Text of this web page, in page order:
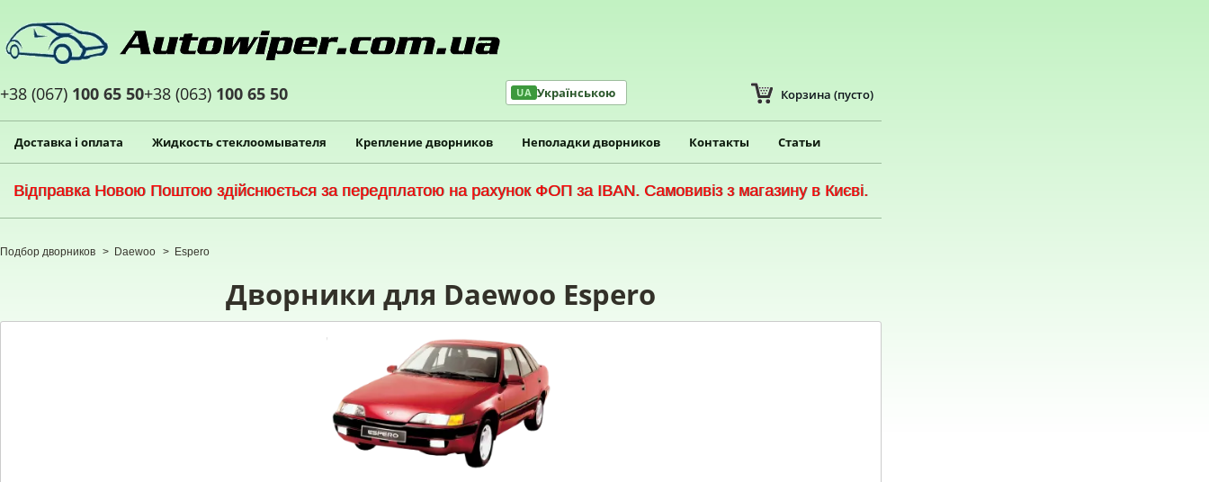
+38 (067) 100 65 50+38 (063) 100 65 50 Корзина (пусто)
UA Українською
Доставка і оплата Жидкость стеклоомывателя Крепление дворников Неполадки дворников Контакты Статьи
Відправка Новою Поштою здійснюється за передплатою на рахунок ФОП за IBAN. Самовивіз з магазину в Києві.
Подбор дворников > Daewoo > Espero
Дворники для Daewoo Espero